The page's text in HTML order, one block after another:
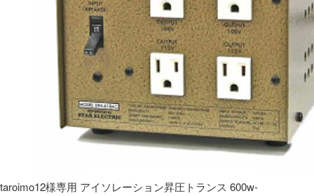
taroimo12様専用 アイソレーション昇圧トランス 600w-